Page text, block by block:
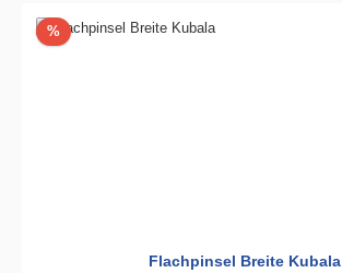
%Rabatt
Flachpinsel Breite Kubala